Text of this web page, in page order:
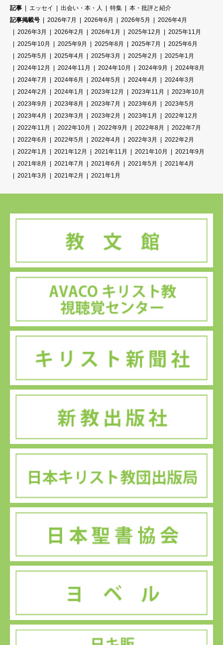
記事
エッセイ 出会い・本・人 特集
本・批評と紹介
記事掲載号
2026年7月 2026年6月 2026年5月
2026年4月
2026年3月
2026年2月 2026年1月 2025年12月
2025年11月
2025年10月
2025年9月 2025年8月 2025年7月
2025年6月
2025年5月
2025年4月 2025年3月 2025年2月
2025年1月
2024年12月
2024年11月 2024年10月 2024年9月
2024年8月
2024年7月
2024年6月 2024年5月 2024年4月
2024年3月
2024年2月
2024年1月 2023年12月 2023年11月
2023年10月
2023年9月
2023年8月 2023年7月 2023年6月
2023年5月
2023年4月
2023年3月 2023年2月 2023年1月
2022年12月
2022年11月
2022年10月 2022年9月 2022年8月
2022年7月
2022年6月
2022年5月 2022年4月 2022年3月
2022年2月
2022年1月
2021年12月 2021年11月 2021年10月
2021年9月
2021年8月
2021年7月 2021年6月 2021年5月
2021年4月
2021年3月
2021年2月 2021年1月